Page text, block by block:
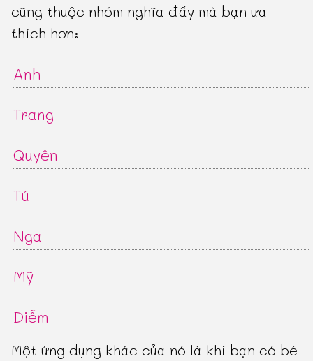
cũng thuộc nhóm nghĩa đấy mà bạn ưa
thích hơn:
Anh
Trang
Quyên
Tú
Nga
Mỹ
Diễm
Một ứng dụng khác của nó là khi bạn có bé